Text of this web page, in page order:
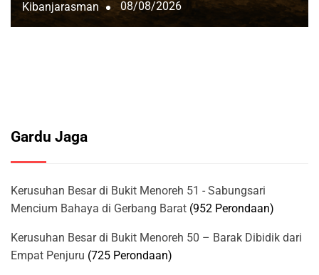
Kibanjarasman 08/08/2026
Gardu Jaga
Kerusuhan Besar di Bukit Menoreh 51 - Sabungsari
Mencium Bahaya di Gerbang Barat (952 Perondaan)
Kerusuhan Besar di Bukit Menoreh 50 – Barak Dibidik dari
Empat Penjuru (725 Perondaan)